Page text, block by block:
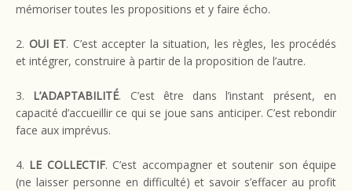
mémoriser toutes les propositions et y faire écho.
2. OUI ET. C’est accepter la situation, les règles, les procédés
et intégrer, construire à partir de la proposition de l’autre.
3. L’ADAPTABILITÉ. C’est être dans l’instant présent, en
capacité d’accueillir ce qui se joue sans anticiper. C’est rebondir
face aux imprévus.
4. LE COLLECTIF. C’est accompagner et soutenir son équipe
(ne laisser personne en difficulté) et savoir s’effacer au profit